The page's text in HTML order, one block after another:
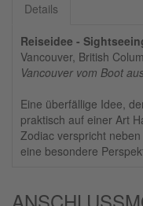
Details
Reiseidee -
Vancouver, British
Vancouver vom Boot
Eine überfällige Idee,
praktisch auf einer Art
Zodiac verspricht
eine besondere